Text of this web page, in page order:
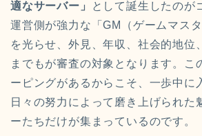
適なサーバー」
として誕生したのが
運営側が強力な「GM（ゲームマス
を光らせ、外見、年収、社会的地位
までもが審査の対象となります。こ
ーピングがあるからこそ、一歩中に
日々の努力によって磨き上げられた
ーたちだけが集まっているのです。